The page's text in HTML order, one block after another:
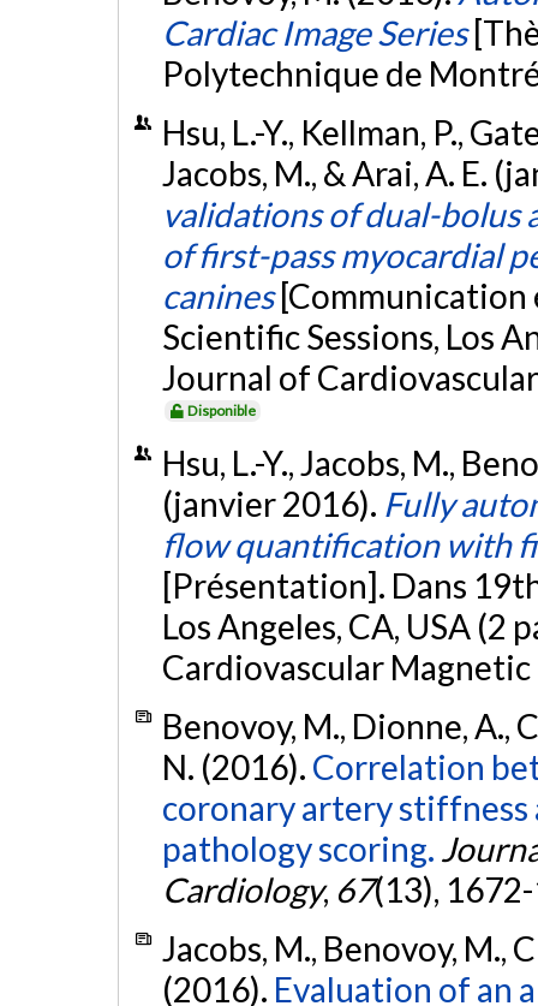
Cardiac Image Series
Polytechnique de
Hsu, L.-Y., Kellman, P.,
Jacobs, M., & Arai, A. E.
validations of dual-bolus
of first-pass myocardial
canines [Communication
Scientific Sessions, Los
Journal of
Disponible
Hsu, L.-Y., Jacobs, M.,
(janvier 2016). Fully
flow quantification with
[Présentation]. Dans
Los Angeles, CA, USA (2
Cardiovascular Magnetic
Benovoy, M., Dionne, A.,
N. (2016). Correlation
coronary artery stiffness
pathology scoring.
Cardiology, 67(13),
Jacobs, M., Benovoy, M.,
(2016). Evaluation of an